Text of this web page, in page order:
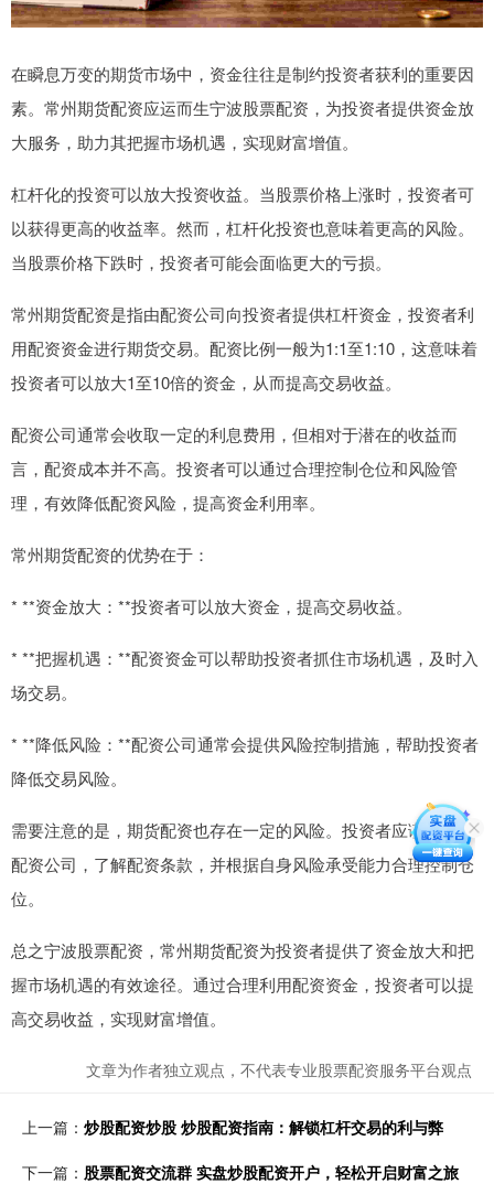
在瞬息万变的期货市场中，资金往往是制约投资者获利的重要因
素。常州期货配资应运而生宁波股票配资，为投资者提供资金放
大服务，助力其把握市场机遇，实现财富增值。
杠杆化的投资可以放大投资收益。当股票价格上涨时，投资者可
以获得更高的收益率。然而，杠杆化投资也意味着更高的风险。
当股票价格下跌时，投资者可能会面临更大的亏损。
常州期货配资是指由配资公司向投资者提供杠杆资金，投资者利
用配资资金进行期货交易。配资比例一般为1:1至1:10，这意味着
投资者可以放大1至10倍的资金，从而提高交易收益。
配资公司通常会收取一定的利息费用，但相对于潜在的收益而
言，配资成本并不高。投资者可以通过合理控制仓位和风险管
理，有效降低配资风险，提高资金利用率。
常州期货配资的优势在于：
* **资金放大：**投资者可以放大资金，提高交易收益。
* **把握机遇：**配资资金可以帮助投资者抓住市场机遇，及时入
场交易。
* **降低风险：**配资公司通常会提供风险控制措施，帮助投资者
降低交易风险。
需要注意的是，期货配资也存在一定的风险。投资者应谨慎选择
配资公司，了解配资条款，并根据自身风险承受能力合理控制仓
位。
总之宁波股票配资，常州期货配资为投资者提供了资金放大和把
握市场机遇的有效途径。通过合理利用配资资金，投资者可以提
高交易收益，实现财富增值。
文章为作者独立观点，不代表专业股票配资服务平台观点
上一篇： 炒股配资炒股 炒股配资指南：解锁杠杆交易的利与弊
下一篇： 股票配资交流群 实盘炒股配资开户，轻松开启财富之旅